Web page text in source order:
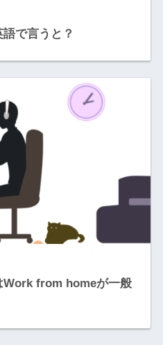
語で言うと？
Work from homeが一般